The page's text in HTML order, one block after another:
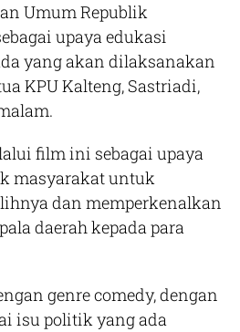
Umum Republik
upaya edukasi
yang akan dilaksanakan
KPU Kalteng, Sastriadi,
film ini sebagai upaya
masyarakat untuk
dan memperkenalkan
daerah kepada para
genre comedy, dengan
isu politik yang ada